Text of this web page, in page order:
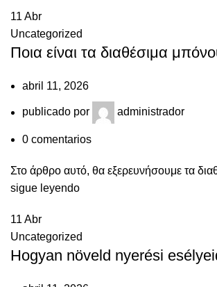
11 Abr
Uncategorized
Ποια είναι τα διαθέσιμα
abril 11, 2026
publicado por administrador
0 comentarios
Στο άρθρο αυτό, θα εξερευνήσουμε τα
sigue leyendo
11 Abr
Uncategorized
Hogyan növeld nyerési